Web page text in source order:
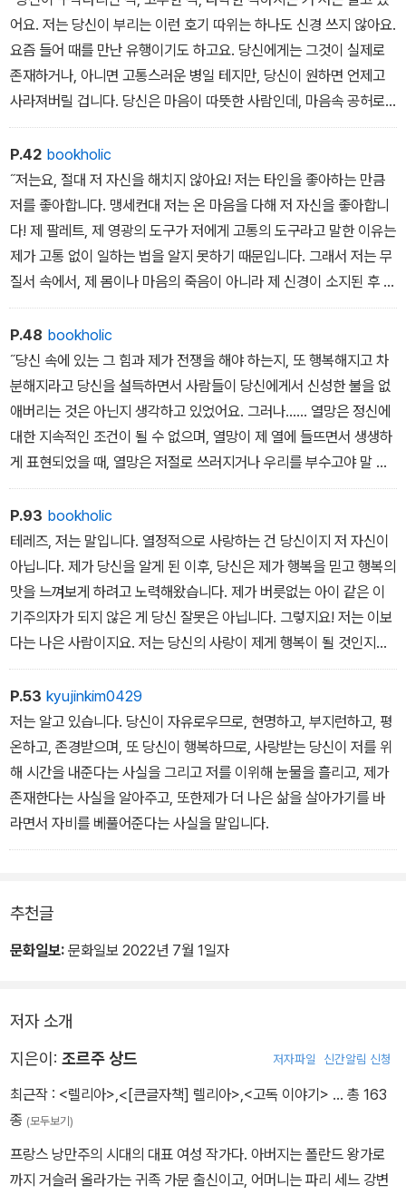
어요. 저는 당신이 부리는 이런 호기 따위는 하나도 신경 쓰지 않아요.
요즘 들어 때를 만난 유행이기도 하고요. 당신에게는 그것이 실제로
존재하거나, 아니면 고통스러운 병일 테지만, 당신이 원하면 언제고
사라져버릴 겁니다. 당신은 마음이 따뜻한 사람인데, 마음속 공허로
고통받고 있기 때문이죠. 공허에 귀를 기울이고 또 당신이 허락하기
만 한다면, 당신의 그 공허를 채워줄 여인이 나타날 겁니다. 하지만 이
는 제 관심사에서 벗어난 일이에요. 저는 예술가에게 말하고 있는 거
예요. 당신 안의 남성이 불행한 단 하나의 이유는 예술가가 자기 자신
에게 만족하지 않기 때문입니다.˝
P.42 bookholic
˝저는요, 절대 저 자신을 해치지 않아요! 저는 타인을 좋아하는 만큼
저를 좋아합니다. 맹세컨대 저는 온 마음을 다해 저 자신을 좋아합니
다! 제 팔레트, 제 영광의 도구가 저에게 고통의 도구라고 말한 이유는
제가 고통 없이 일하는 법을 알지 못하기 때문입니다. 그래서 저는 무
질서 속에서, 제 몸이나 마음의 죽음이 아니라 제 신경이 소지된 후 안
정되기를 기다리고 있는 겁니다. 이게 답니다. 테레즈, 제 말 어디에
합리적이지 않은 부분이 있던가요? 저는 오로지 피곤에 빠졌을 때만
제대로 작업합니다.˝
P.48 bookholic
˝당신 속에 있는 그 힘과 제가 전쟁을 해야 하는지, 또 행복해지고 차
분해지라고 당신을 설득하면서 사람들이 당신에게서 신성한 불을 없
애버리는 것은 아닌지 생각하고 있었어요. 그러나…… 열망은 정신에
대한 지속적인 조건이 될 수 없으며, 열망이 제 열에 들뜨면서 생생하
게 표현되었을 때, 열망은 저절로 쓰러지거나 우리를 부수고야 말 거
라고 생각합니다. 이 점에 대해 어떻게 생각하세요? 모든 연령대가
각각의 특별한 힘과 징후를 가지고 있지 않나요? 우리가 소위 대가들
의 다양한 방식들이라고 부르는 것, 그것은 그들 존재의 연속적인 변
화가 만들어낸 표현이 아니었던가요? 서른 살에 아무것도 하지 않고
모든 걸 갈망하는 게 과연 가능할까요? 무엇이건 어떤 관점에 관한
확신을 당신은 받아들여야 하지 않을까요? 당신의 환상의 나이에 있
습니다. 그러나 조만간 빛의 시기가 올 겁니다. 당신은 진보하기를 바
라지 않나요?˝
P.93 bookholic
테레즈, 저는 말입니다. 열정적으로 사랑하는 건 당신이지 저 자신이
아닙니다. 제가 당신을 알게 된 이후, 당신은 제가 행복을 믿고 행복의
맛을 느껴보게 하려고 노력해왔습니다. 제가 버릇없는 아이 같은 이
기주의자가 되지 않은 게 당신 잘못은 아닙니다. 그렇지요! 저는 이보
다는 나은 사람이지요. 저는 당신의 사랑이 제게 행복이 될 것인지를
지금 묻고 있는 게 아닙니다. 저는 오로지 사랑이 삶이 될 거라는 것,
그리고 좋건 나쁘건, 제게 필요한 게 바로 이런 삶 아니면 죽음이라는
것만 알 뿐입니다.
P.53 kyujinkim0429
저는 알고 있습니다. 당신이 자유로우므로, 현명하고, 부지런하고, 평
온하고, 존경받으며, 또 당신이 행복하므로, 사랑받는 당신이 저를 위
해 시간을 내준다는 사실을 그리고 저를 이위해 눈물을 흘리고, 제가
존재한다는 사실을 알아주고, 또한제가 더 나은 삶을 살아가기를 바
라면서 자비를 베풀어준다는 사실을 말입니다.
추천글
문화일보: 문화일보 2022년 7월 1일자
저자 소개
지은이: 조르주 상드 저자파일 신간알림 신청
최근작 : <렐리아>,<[큰글자책] 렐리아>,<고독 이야기> … 총 163
종 (모두보기)
프랑스 낭만주의 시대의 대표 여성 작가다. 아버지는 폴란드 왕가로
까지 거슬러 올라가는 귀족 가문 출신이고, 어머니는 파리 세느 강변